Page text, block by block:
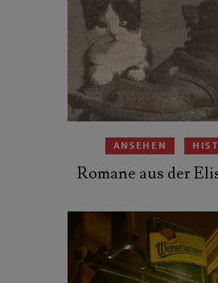
ANSEHEN
Romane aus der